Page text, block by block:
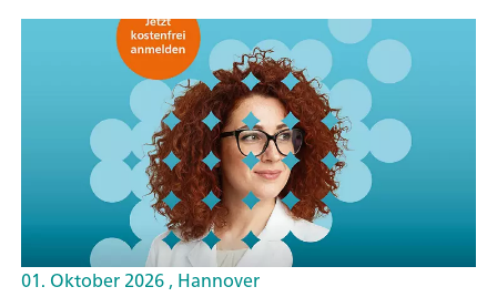
01. Oktober 2026 , Hannover